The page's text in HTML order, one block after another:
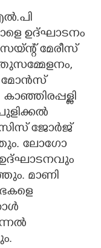
ഉദ്ഘാടനം
മേരീസ്
മോൻസ്
ജോർജ്
ലോഗോ
ഉദ്ഘാടനവും
മാണി